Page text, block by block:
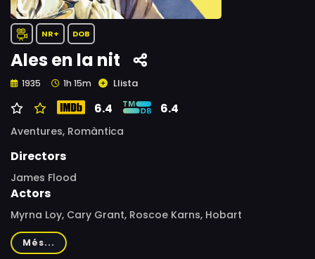
NR+ DOB
Ales en la nit
1935 1h 15m Llista
6.4 6.4
Aventures, Romàntica
Directors
James Flood
Actors
Myrna Loy, Cary Grant, Roscoe Karns, Hobart
Cavanaugh, Dean Jagger, Russell Hopton, Matt McHugh,
Graham McNamee, Lightning the German Shepherd,
Més...